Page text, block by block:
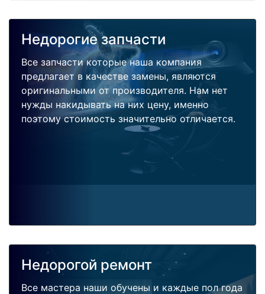
Недорогие запчасти
Все запчасти которые наша компания
предлагает в качестве замены, являются
оригинальными от производителя. Нам нет
нужды накидывать на них цену, именно
поэтому стоимость значительно отличается.
Недорогой ремонт
Все мастера наши обучены и каждые пол года